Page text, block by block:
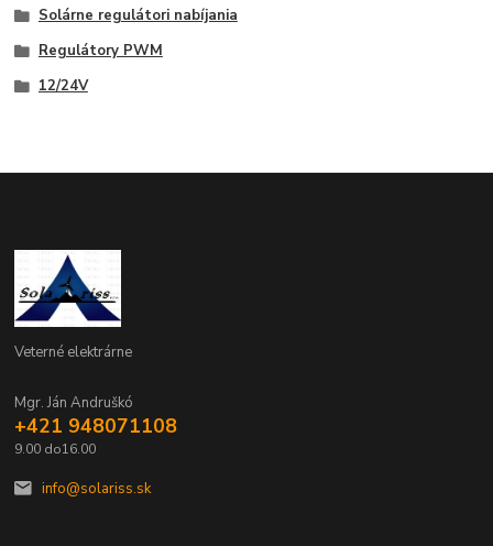
Solárne regulátori nabíjania
Regulátory PWM
12/24V
Veterné elektrárne
Mgr. Ján Andruškó
+421 948071108
9.00 do16.00
info@solariss.sk